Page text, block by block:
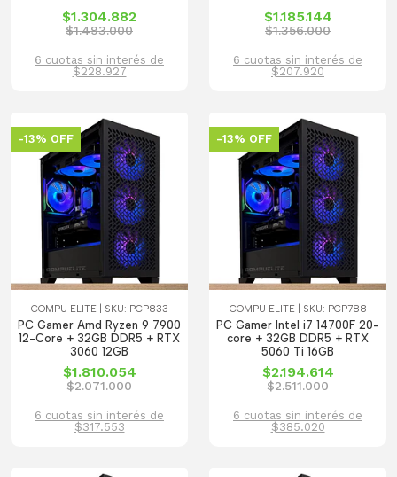
$1.304.882
$1.493.000
6 cuotas sin interés de
$228.927
$1.185.144
$1.356.000
6 cuotas sin interés de
$207.920
-13% OFF
COMPU ELITE | SKU: PCP833
PC Gamer Amd Ryzen 9 7900
12-Core + 32GB DDR5 + RTX
3060 12GB
$1.810.054
$2.071.000
6 cuotas sin interés de
$317.553
-13% OFF
COMPU ELITE | SKU: PCP788
PC Gamer Intel i7 14700F 20-
core + 32GB DDR5 + RTX
5060 Ti 16GB
$2.194.614
$2.511.000
6 cuotas sin interés de
$385.020